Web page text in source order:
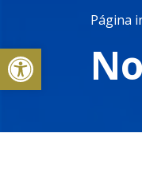
Abrir a barra de
Página